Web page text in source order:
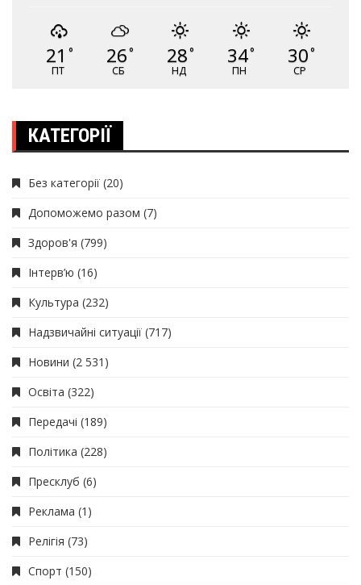
21 °
ПТ
26°
СБ
28°
НД
34°
ПН
30°
СР
КАТЕГОРІЇ
Без категорії (20)
Допоможемо разом (7)
Здоров'я (799)
Інтерв’ю (16)
Культура (232)
Надзвичайні ситуації (717)
Новини (2 531)
Освіта (322)
Передачі (189)
Політика (228)
Пресклуб (6)
Реклама (1)
Релігія (73)
Спорт (150)